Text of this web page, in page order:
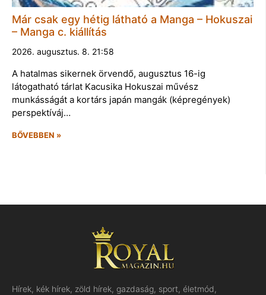
Már csak egy hétig látható a Manga – Hokuszai
– Manga c. kiállítás
2026. augusztus. 8. 21:58
A hatalmas sikernek örvendő, augusztus 16-ig
látogatható tárlat Kacusika Hokuszai művész
munkásságát a kortárs japán mangák (képregények)
perspektíváj…
BŐVEBBEN »
Hírek, kék hírek, zöld hírek, gazdaság, sport, életmód,